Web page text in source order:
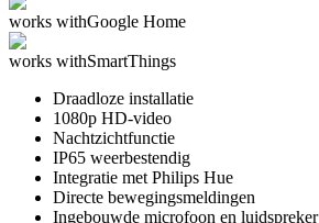
works withGoogle Home
works withSmartThings
Draadloze installatie
1080p HD-video
Nachtzichtfunctie
IP65 weerbestendig
Integratie met Philips Hue
Directe bewegingsmeldingen
Ingebouwde microfoon en luidspreker